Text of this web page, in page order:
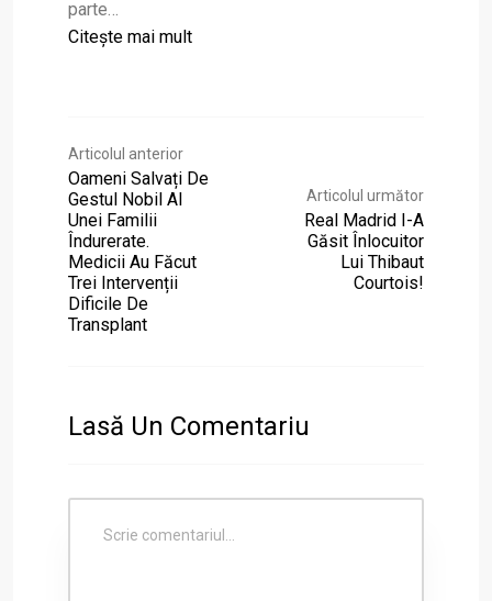
parte…
Citeşte mai mult
Articolul anterior
Oameni Salvați De
Gestul Nobil Al
Unei Familii
Îndurerate.
Medicii Au Făcut
Trei Intervenții
Dificile De
Transplant
Articolul următor
Real Madrid I-A
Găsit Înlocuitor
Lui Thibaut
Courtois!
Lasă Un Comentariu